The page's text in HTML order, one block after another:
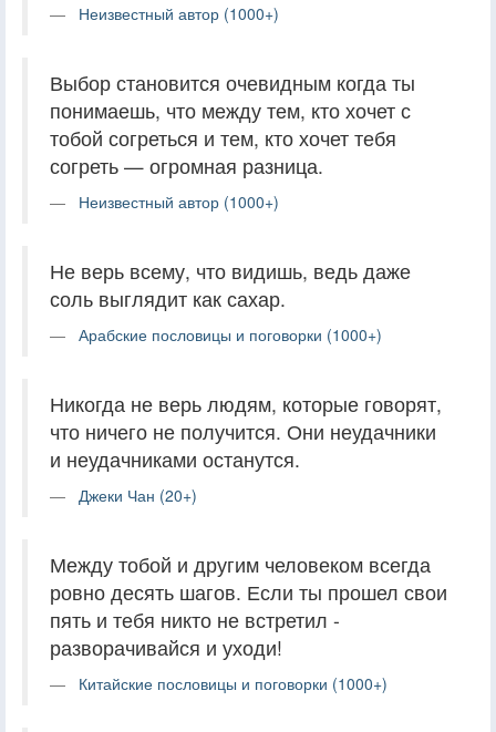
Неизвестный автор (1000+)
Выбор становится очевидным когда ты
понимаешь, что между тем, кто хочет с
тобой согреться и тем, кто хочет тебя
согреть — огромная разница.
Неизвестный автор (1000+)
Не верь всему, что видишь, ведь даже
соль выглядит как сахар.
Арабские пословицы и поговорки (1000+)
Никогда не верь людям, которые говорят,
что ничего не получится. Они неудачники
и неудачниками останутся.
Джеки Чан (20+)
Между тобой и другим человеком всегда
ровно десять шагов. Если ты прошел свои
пять и тебя никто не встретил -
разворачивайся и уходи!
Китайские пословицы и поговорки (1000+)